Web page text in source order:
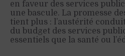
en faveur des services
une bascule. La promesse
tient plus : l’austérité
du budget des services
essentiels que la santé ou